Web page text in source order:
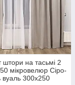
штори на тасьмі 2
мікровелюр Сіро-
300х250